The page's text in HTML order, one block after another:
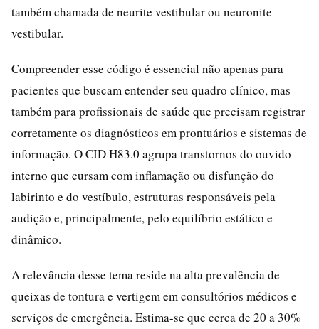
também chamada de neurite vestibular ou neuronite
vestibular.
Compreender esse código é essencial não apenas para
pacientes que buscam entender seu quadro clínico, mas
também para profissionais de saúde que precisam registrar
corretamente os diagnósticos em prontuários e sistemas de
informação. O CID H83.0 agrupa transtornos do ouvido
interno que cursam com inflamação ou disfunção do
labirinto e do vestíbulo, estruturas responsáveis pela
audição e, principalmente, pelo equilíbrio estático e
dinâmico.
A relevância desse tema reside na alta prevalência de
queixas de tontura e vertigem em consultórios médicos e
serviços de emergência. Estima-se que cerca de 20 a 30%